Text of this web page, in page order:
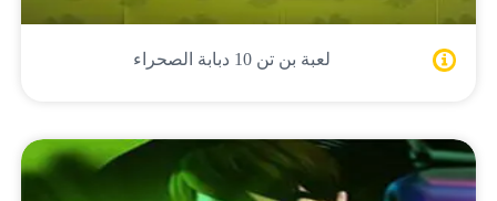
لعبة بن تن 10 دبابة الصحراء